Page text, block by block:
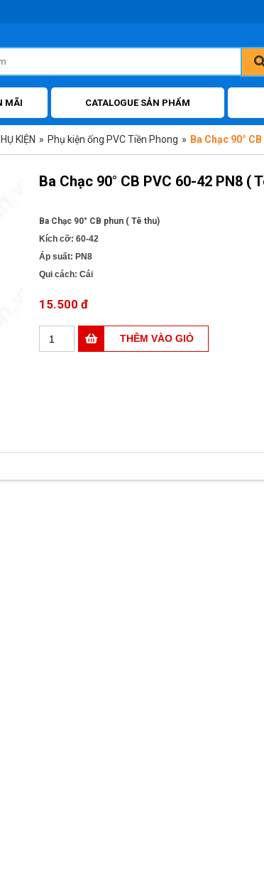
MÃI CATALOGUE SẢN PHẨM
KIỆN » Phụ kiện ống PVC Tiền Phong » Ba Chạc 90°
Ba Chạc 90° CB PVC 60-42 PN8 (
Ba Chạc 90° CB phun ( Tê thu)
Kích cỡ: 60-42
Áp suất: PN8
Qui cách: Cái
15.500 đ